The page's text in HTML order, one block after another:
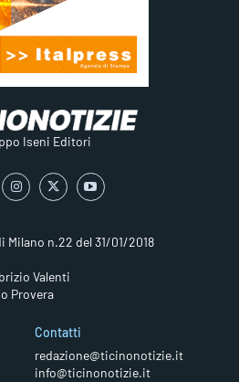
Iseni Editori
Milano n.22 del 31/01/2018
Valenti
Provera
Contatti
redazione@ticinonotizie.it
info@ticinonotizie.it